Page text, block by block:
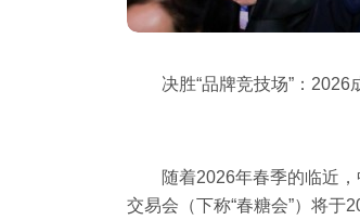
决胜“品牌竞技场”：2026
随着2026年春季的临近
交易会（下称“春糖会”）将于